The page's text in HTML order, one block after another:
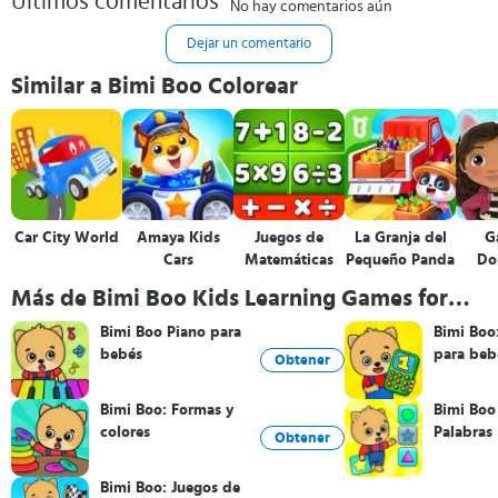
No hay comentarios aún
Dejar un comentario
Similar a Bimi Boo Colorear
Car City World
Amaya Kids
Cars
Juegos de
Matemáticas
La Granja del
Pequeño Panda
Más de Bimi Boo Kids Learning Games for
Toddlers FZ-LLC
Bimi Boo Piano para
bebés
Obtener
Bimi Boo: Formas y
colores
Obtener
Bimi Boo: Juegos de
Bimi
para
Bimi
Palabras